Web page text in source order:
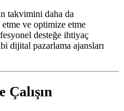
takvimini daha da
ve optimize etme
desteğe ihtiyaç
dijital pazarlama ajansları